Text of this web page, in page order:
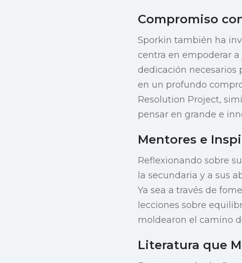
Compromiso
Sporkin también ha
centra en empoderar
dedicación necesarios
en un profundo
Resolution Project,
pensar en grande e
Mentores e
Reflexionando sobre
la secundaria y a sus
Ya sea a través de
lecciones sobre
moldearon el camino
Literatura que